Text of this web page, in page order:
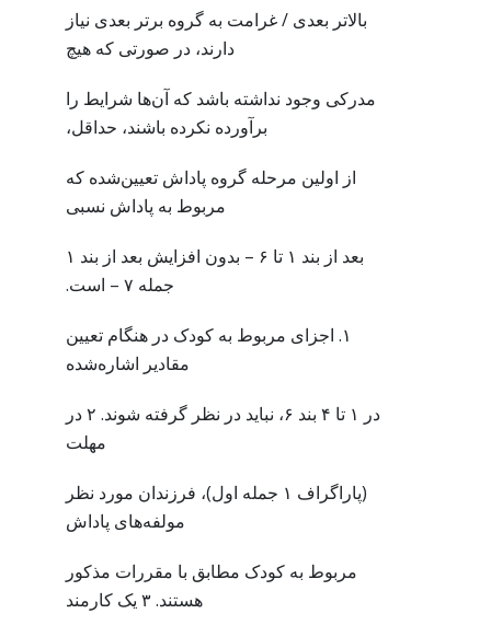
بالاتر بعدی / غرامت به گروه برتر بعدی نیاز
دارند، در صورتی که هیچ
مدرکی وجود نداشته باشد که آن‌ها شرایط را
برآورده نکرده باشند، حداقل،
از اولین مرحله گروه پاداش تعیین‌شده که
مربوط به پاداش نسبی
بعد از بند ۱ تا ۶ – بدون افزایش بعد از بند ۱
جمله ۷ – است.
۱. اجزای مربوط به کودک در هنگام تعیین
مقادیر اشاره‌شده
در ۱ تا ۴ بند ۶، نباید در نظر گرفته شوند. ۲ در
مهلت
(پاراگراف ۱ جمله اول)، فرزندان مورد نظر
مولفه‌های پاداش
مربوط به کودک مطابق با مقررات مذکور
هستند. ۳ یک کارمند